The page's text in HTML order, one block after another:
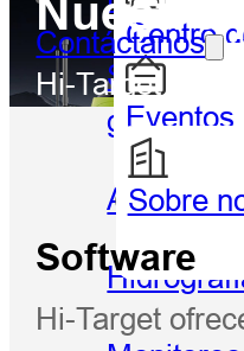
Sistema
Centro
socios
Eventos
Contáctanos
Sobre
Nuestro
Hi-Target
Software
Hi-Target